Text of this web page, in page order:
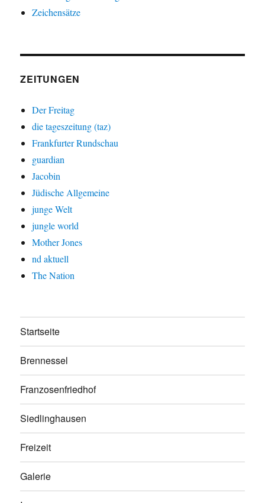
Zeichensätze
ZEITUNGEN
Der Freitag
die tageszeitung (taz)
Frankfurter Rundschau
guardian
Jacobin
Jüdische Allgemeine
junge Welt
jungle world
Mother Jones
nd aktuell
The Nation
Startseite
Brennessel
Franzosenfriedhof
Siedlinghausen
Freizeit
Galerie